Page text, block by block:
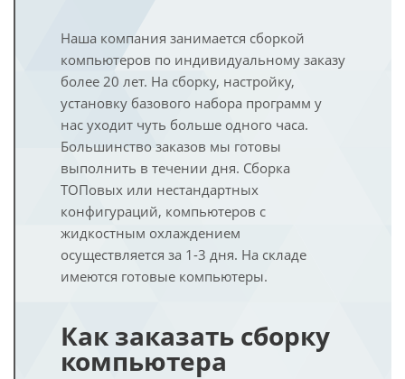
Наша компания занимается сборкой
компьютеров по индивидуальному заказу
более 20 лет. На сборку, настройку,
установку базового набора программ у
нас уходит чуть больше одного часа.
Большинство заказов мы готовы
выполнить в течении дня. Сборка
ТОПовых или нестандартных
конфигураций, компьютеров с
жидкостным охлаждением
осуществляется за 1-3 дня. На складе
имеются готовые компьютеры.
Как заказать сборку
компьютера